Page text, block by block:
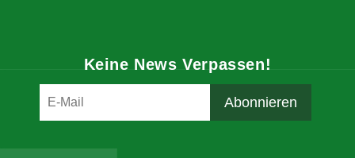
Keine News Verpassen!